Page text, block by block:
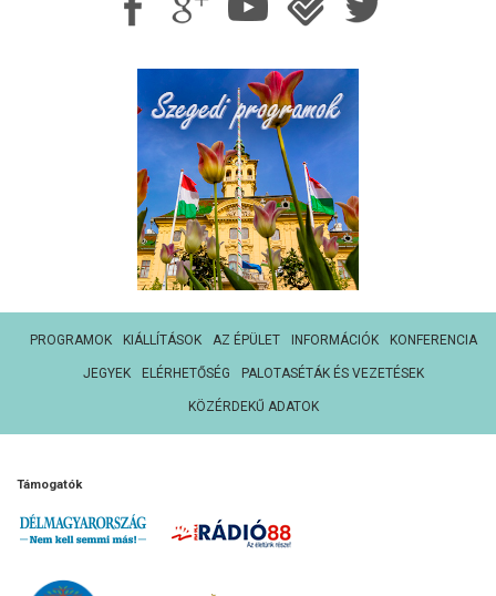
PROGRAMOK KIÁLLÍTÁSOK AZ ÉPÜLET INFORMÁCIÓK KONFERENCIA
JEGYEK ELÉRHETŐSÉG PALOTASÉTÁK ÉS VEZETÉSEK
KÖZÉRDEKŰ ADATOK
Támogatók